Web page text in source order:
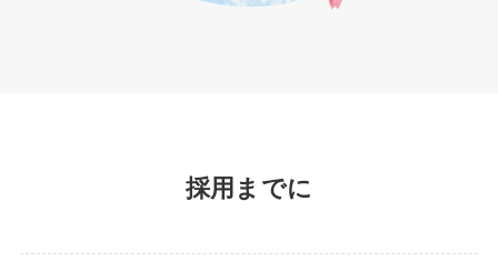
採用までに